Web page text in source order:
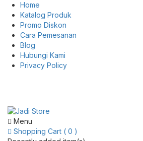
Home
Katalog Produk
Promo Diskon
Cara Pemesanan
Blog
Hubungi Kami
Privacy Policy
Pusat Aksesoris HP, Komputer & Produk
Menu
Shopping Cart ( 0 )